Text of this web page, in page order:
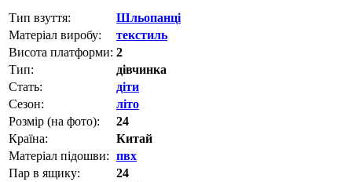
Тип взуття:
Шльопанці
Матеріал виробу:
текстиль
Висота платформи: 2
Тип:
дівчинка
Стать:
діти
Сезон:
літо
Розмір (на фото):
24
Країна:
Китай
Матеріал підошви: пвх
Пар в ящику:
24